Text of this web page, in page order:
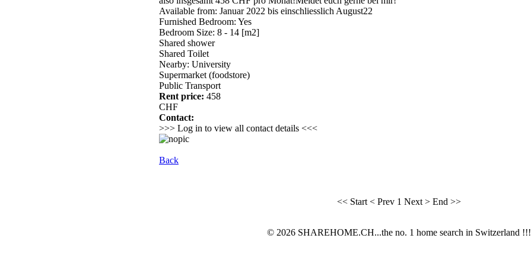
Available from: Januar 2022 bis einschliesslich August22
Furnished Bedroom: Yes
Bedroom Size: 8 - 14 [m2]
Shared shower
Shared Toilet
Nearby: University
Supermarket (foodstore)
Public Transport
Rent price: 458
CHF
Contact:
>>> Log in to view all contact details <<<
Back
<< Start < Prev 1 Next > End >>
© 2026 SHAREHOME.CH...the no. 1 home search in Switzerland !!!